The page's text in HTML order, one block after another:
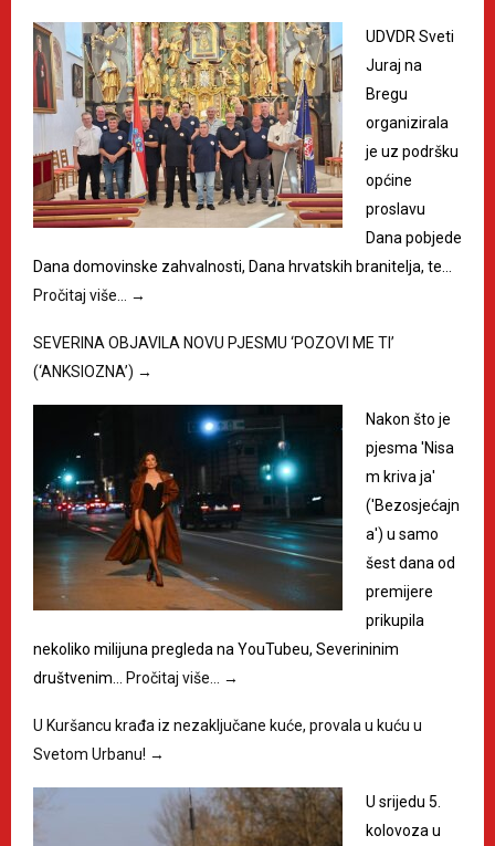
UDVDR Sveti
Juraj na
Bregu
organizirala
je uz podršku
općine
proslavu
Dana pobjede
Dana domovinske zahvalnosti, Dana hrvatskih branitelja, te…
Pročitaj više…
→
SEVERINA OBJAVILA NOVU PJESMU ‘POZOVI ME TI’
(‘ANKSIOZNA’) →
Nakon što je
pjesma 'Nisa
m kriva ja'
('Bezosjećajn
a') u samo
šest dana od
premijere
prikupila
nekoliko milijuna pregleda na YouTubeu, Severininim
društvenim…
Pročitaj više… →
U Kuršancu krađa iz nezaključane kuće, provala u kuću u
Svetom Urbanu! →
U srijedu 5.
kolovoza u